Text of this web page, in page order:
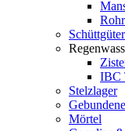
Schüttgüter
IBC
Stelzlager
Mörtel